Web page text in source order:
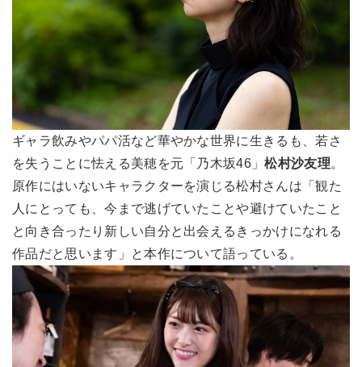
ギャラ飲みやパパ活など華やかな世界に生きるも、若さ
を失うことに怯える美穂を元「乃木坂46」松村沙友理。
原作にはいないキャラクターを演じる松村さんは「観た
人にとっても、今まで逃げていたことや避けていたこと
と向き合ったり新しい自分と出会えるきっかけになれる
作品だと思います」と本作について語っている。